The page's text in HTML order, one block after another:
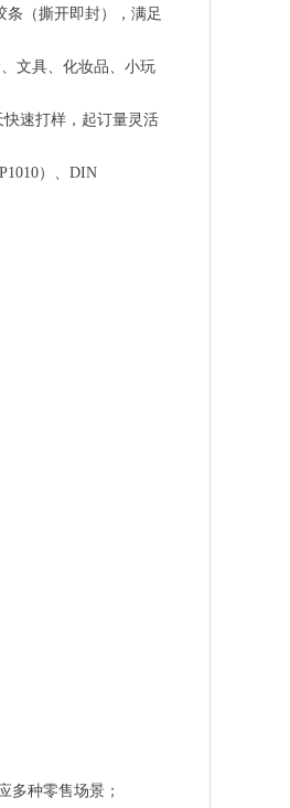
条（撕开即封），满足
文具、化妆品、小玩
速打样，起订量灵活
）、DIN
多种零售场景；